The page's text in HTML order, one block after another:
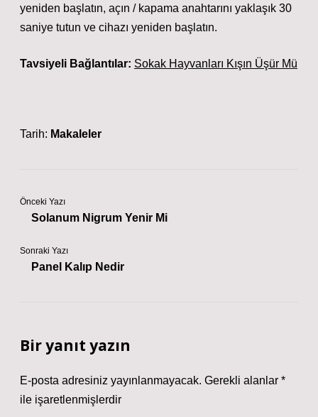
yeniden başlatın, açın / kapama anahtarını yaklaşık 30
saniye tutun ve cihazı yeniden başlatın.
Tavsiyeli Bağlantılar: Sokak Hayvanları Kışın Üşür Mü
Tarih: Makaleler
Önceki Yazı
Solanum Nigrum Yenir Mi
Sonraki Yazı
Panel Kalıp Nedir
Bir yanıt yazın
E-posta adresiniz yayınlanmayacak. Gerekli alanlar *
ile işaretlenmişlerdir